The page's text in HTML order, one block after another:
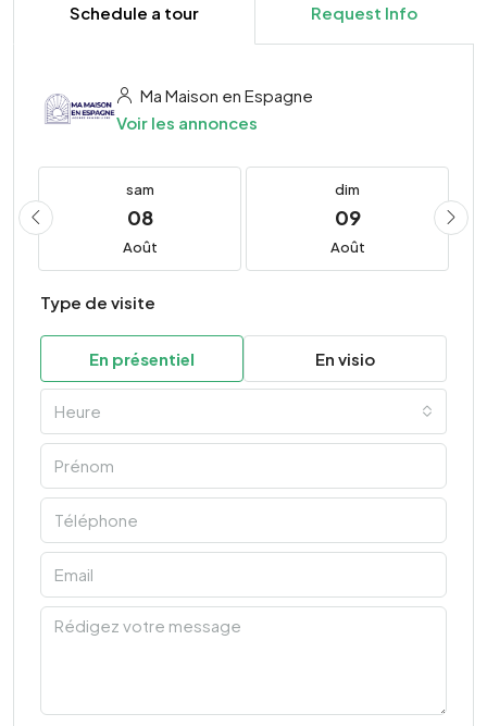
Schedule a tour Request Info
Ma Maison en Espagne
Voir les annonces
sam
08
Août
dim
09
Août
Type de visite
En présentiel En visio
Heure